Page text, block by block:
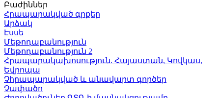
Բաժիններ
Հրապարակված գրքեր
Արձակ
Էսսե
Մեթոդաբանություն
Մեթոդաբանություն 2
Հրապարակախոսություն. Հայաստան, Կովկաս,
Եվրոպա
Չհրապարակված և անավարտ գործեր
Չափածո